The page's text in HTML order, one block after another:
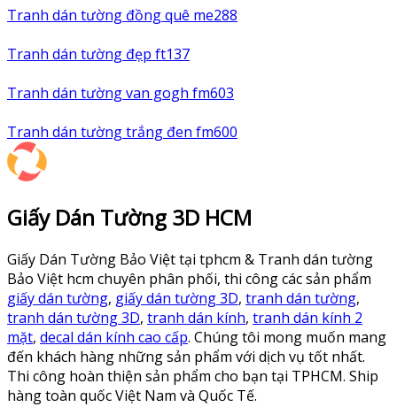
Tranh dán tường đồng quê me288
Tranh dán tường đẹp ft137
Tranh dán tường van gogh fm603
Tranh dán tường trắng đen fm600
Giấy Dán Tường 3D HCM
Giấy Dán Tường Bảo Việt tại tphcm & Tranh dán tường
Bảo Việt hcm chuyên phân phối, thi công các sản phẩm
giấy dán tường, giấy dán tường 3D, tranh dán tường,
tranh dán tường 3D, tranh dán kính, tranh dán kính 2
mặt, decal dán kính cao cấp. Chúng tôi mong muốn mang
đến khách hàng những sản phẩm với dịch vụ tốt nhất.
Thi công hoàn thiện sản phẩm cho bạn tại TPHCM. Ship
hàng toàn quốc Việt Nam và Quốc Tế.